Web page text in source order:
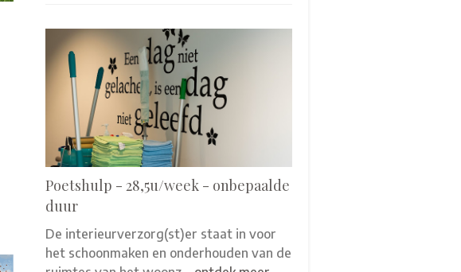
Poetshulp - 28,5u/week - onbepaalde
duur
De interieurverzorg(st)er staat in voor
het schoonmaken en onderhouden van de